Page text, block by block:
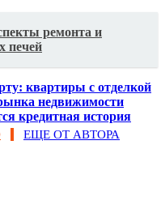
ремонта и
печей
квартиры с отделкой
недвижимости
кредитная история
ЕЩЕ ОТ АВТОРА